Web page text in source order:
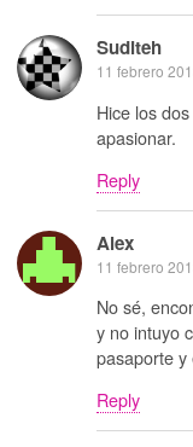
Suditeh
11 febrero
Hice los
apasionar.
Reply
Alex
11 febrero
No sé,
y no intuyo
pasaporte
Reply